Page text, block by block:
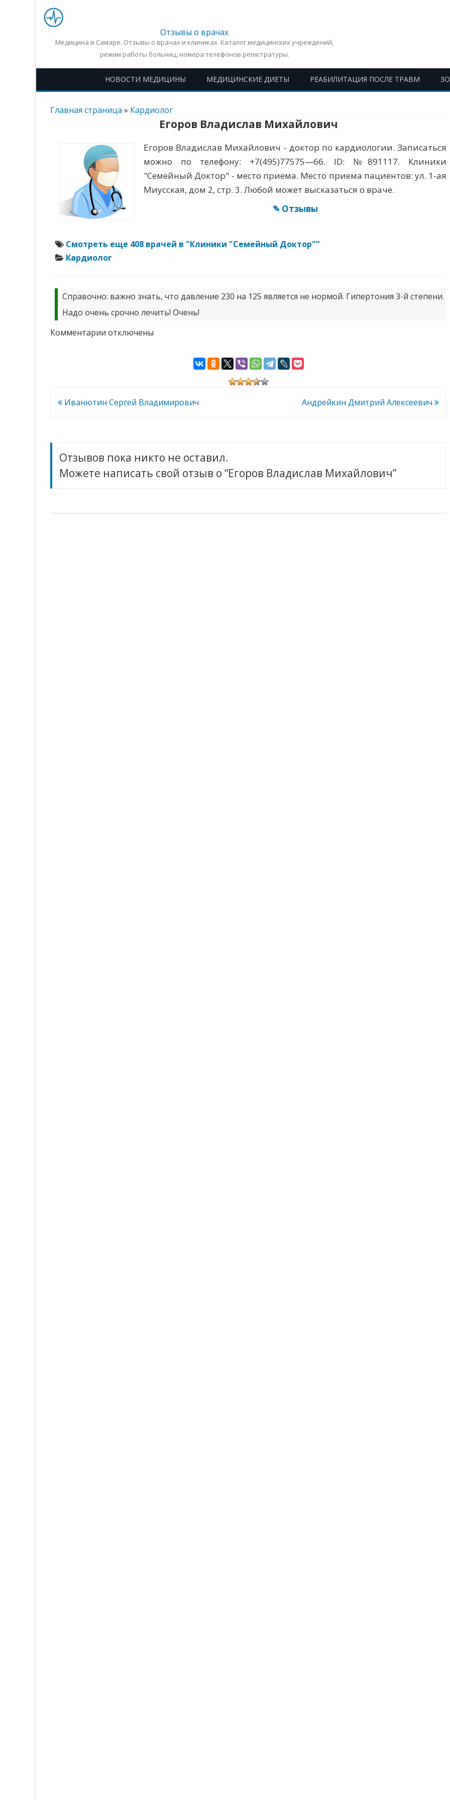
Отзывы о врачах
Медицина в Самаре. Отзывы о врачах и клиниках. Каталог медицинских учреждений,
режим работы больниц, номера телефонов регистратуры.
НОВОСТИ МЕДИЦИНЫ МЕДИЦИНСКИЕ ДИЕТЫ РЕАБИЛИТАЦИЯ ПОСЛЕ ТРАВМ
Перейти
Главная страница » Кардиолог
Егоров Владислав Михайлович
Егоров Владислав Михайлович - доктор по кардиологии. Записаться
можно по телефону: +7(495)77575—66. ID: №891117. Клиники
"Семейный Доктор" - место приема. Место приема пациентов: ул. 1-ая
Миусская, дом 2, стр. 3. Любой может высказаться о враче.
✎ Отзывы
Смотреть еще 408 врачей в "Клиники "Семейный Доктор""
Кардиолог
Справочно: важно знать, что давление 230 на 125 является не нормой. Гипертония 3-й степени.
Надо очень срочно лечить! Очень!
Комментарии котключены
Навигация
Иванютин Сергей Владимирович Андрейкин Дмитрий Алексеевич
Отзывов пока никто не оставил.
Можете написать свой отзыв о “Егоров Владислав Михайлович”